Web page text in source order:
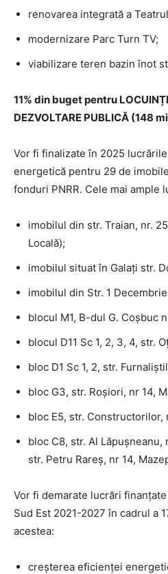
renovarea integrată a
modernizare Parc Turn TV;
viabilizare teren bazin înot
11% din buget pentru
DEZVOLTARE PUBLICĂ (148
Vor fi finalizate în 2025
energetică pentru 29 de
fonduri PNRR. Cele mai ample
imobilul din str. Traian, nr.
Locală);
imobilul situat în Galați str.
imobilul din Str. 1 Decembrie
blocul M1, B-dul G. Coșbuc
blocul D11 Sc 1, 2, 3, 4, str.
bloc D1 Sc 1, 2, str.
bloc G3, str. Roșiori, nr 14,
bloc E5, str. Constructorilor,
bloc C8, str. Al Lăpușneanu,
str. Petru Rareș, nr 14,
Vor fi demarate lucrări
Sud Est 2021-2027 în cadrul a
acestea:
creșterea eficienței